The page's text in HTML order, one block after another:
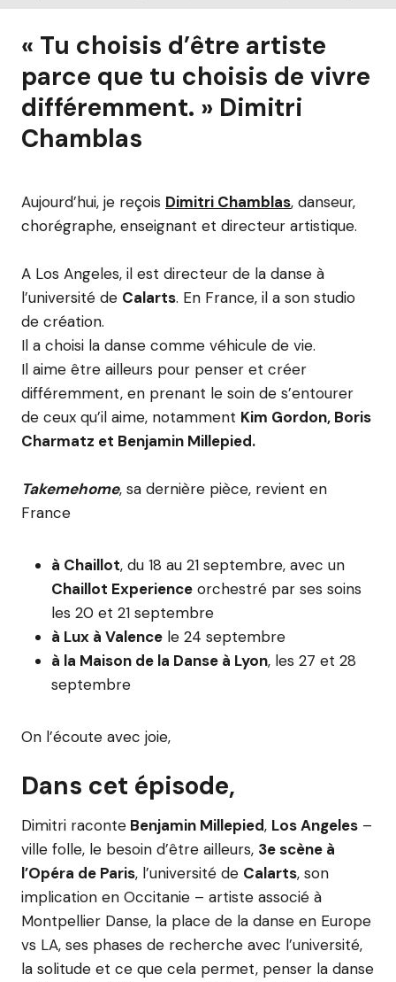
« Tu choisis d’être artiste
parce que tu choisis de vivre
différemment. » Dimitri
Chamblas
Aujourd’hui, je reçois Dimitri Chamblas, danseur,
chorégraphe, enseignant et directeur artistique.
A Los Angeles, il est directeur de la danse à
l’université de Calarts. En France, il a son studio
de création.
Il a choisi la danse comme véhicule de vie.
Il aime être ailleurs pour penser et créer
différemment, en prenant le soin de s’entourer
de ceux qu’il aime, notamment Kim Gordon, Boris
Charmatz et Benjamin Millepied.
Takemehome, sa dernière pièce, revient en
France
à Chaillot, du 18 au 21 septembre, avec un
Chaillot Experience orchestré par ses soins
les 20 et 21 septembre
à Lux à Valence le 24 septembre
à la Maison de la Danse à Lyon, les 27 et 28
septembre
On l’écoute avec joie,
Dans cet épisode,
Dimitri raconte Benjamin Millepied, Los Angeles –
ville folle, le besoin d’être ailleurs, 3e scène à
l’Opéra de Paris, l’université de Calarts, son
implication en Occitanie – artiste associé à
Montpellier Danse, la place de la danse en Europe
vs LA, ses phases de recherche avec l’université,
la solitude et ce que cela permet, penser la danse